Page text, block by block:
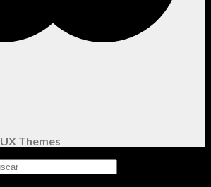
UX Themes